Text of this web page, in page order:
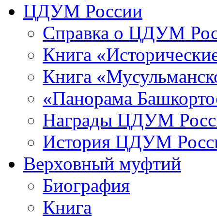
ЦДУМ России
Справка о ЦДУМ
Книга
Книга
«Панорама
Награды ЦДУМ
История ЦДУМ
Верховный муфтий
Биография
Книга